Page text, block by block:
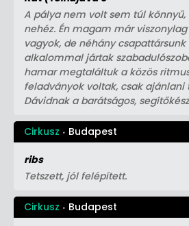
A pálya nem volt sem túl
nehéz. Én magam már
vagyok, de néhány
alkalommal jártak
hamar megtaláltuk a közös
feladványok voltak, csak ajánlani
Dávidnak a barátságos,
Cirkusz Budapest
ribs
Tetszett, jól felépített.
Cirkusz Budapest